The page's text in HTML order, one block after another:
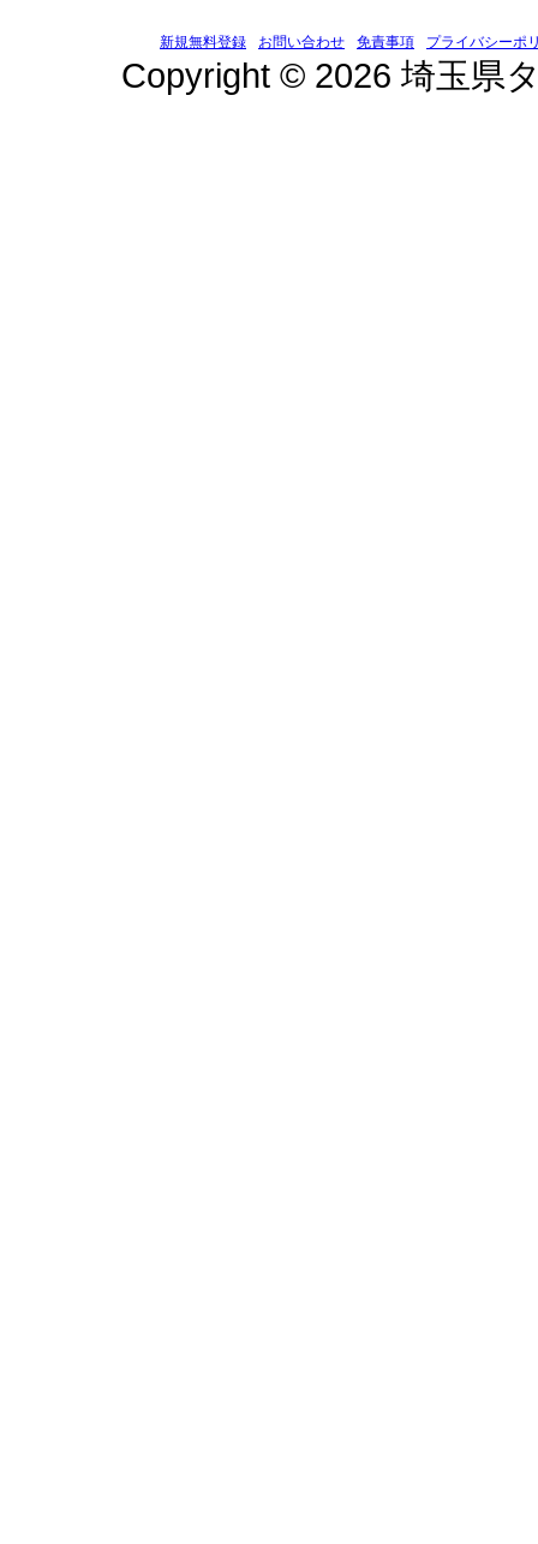
新規無料登録 お問い合わせ 免責事項 プライバシーポ
Copyright © 2026 埼玉県